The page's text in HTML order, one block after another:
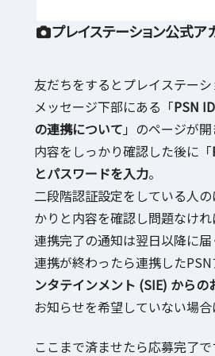
プレイステーション公式
友だちをするとプレイステー
メッセージ下部にある「PSN
の連携について 」のページが開
内容をしっかり確認した後に「
とパスワードを入力。
二段階認証設定をしている人
かりと内容を確認し問題なけれ
連携完了の通知は翌日以降に届
連携が終わったら連携した
ンタテインメント (SIE) からの
お知らせを希望していない場
ここまで済ませたら応募完了で